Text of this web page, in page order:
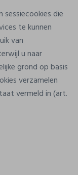
die
te kunnen
van
u naar
grond op basis
verzamelen
vermeld in (art.